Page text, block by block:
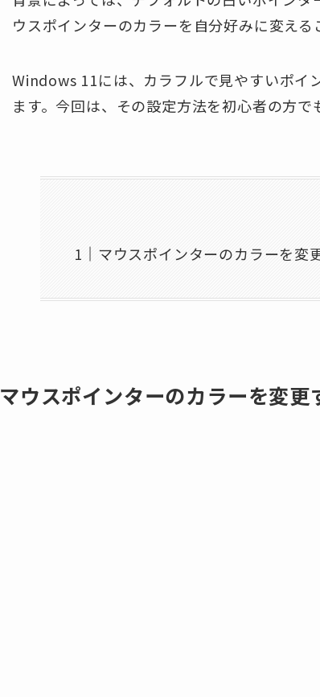
ウスポインターのカラーを自分好みに変え
Windows 11には、カラフルで見やすいポイ
ます。今回は、その設定方法を初心者の方で
マウスポインターのカラーを変
マウスポインターのカラーを変更